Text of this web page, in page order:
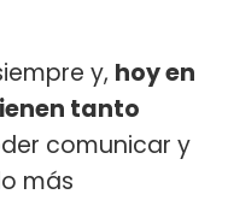
y, hoy en
tanto
comunicar y
más